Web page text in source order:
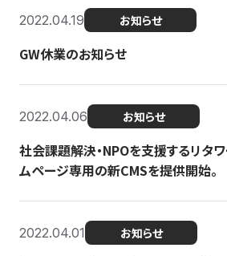
2022.04.19 お知らせ
GW休業のお知らせ
2022.04.06 お知らせ
社会課題解決・NPOを支援するリタ
ムページ専用の新CMSを提供開始。
2022.04.01 お知らせ